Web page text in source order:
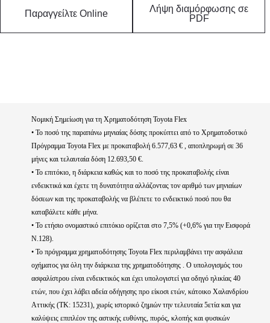
Παραγγείλτε Online
Λήψη διαμόρφωσης σε
PDF
Νομική Σημείωση για τη Χρηματοδότηση Toyota Flex
• Το ποσό της παραπάνω μηνιαίας δόσης προκύπτει από το Χρηματοδοτικό
Πρόγραμμα Toyota Flex με προκαταβολή 6.577,63 € , αποπληρωμή σε 36
μήνες και τελαυταία δόση 12.693,50 €.
• Το επιτόκιο, η διάρκεια καθώς και το ποσό της προκαταβολής είναι
ενδεικτικά και έχετε τη δυνατότητα αλλάζοντας τον αριθμό των μηνιαίων
δόσεων και της προκαταβολής να βλέπετε το ενδεικτικό ποσό που θα
καταβάλετε κάθε μήνα.
• Το ετήσιο ονομαστικό επιτόκιο ορίζεται στο 7,5% (+0,6% για την Εισφορά
Ν.128).
• Το πρόγραμμα χρηματοδότησης Toyota Flex περιλαμβάνει την ασφάλεια
οχήματος για όλη την διάρκεια της χρηματοδότησης . Ο υπολογισμός του
ασφαλίστρου είναι ενδεικτικός και έχει υπολογιστεί για οδηγό ηλικίας 40
ετών, που έχει λάβει αδεία οδήγησης προ είκοσι ετών, κάτοικο Χαλανδρίου
Αττικής (ΤΚ: 15231), χωρίς ιστορικό ζημιών την τελευταία 5ετία και για
καλύψεις επιπλέον της αστικής ευθύνης, πυρός, κλοπής και φυσικών